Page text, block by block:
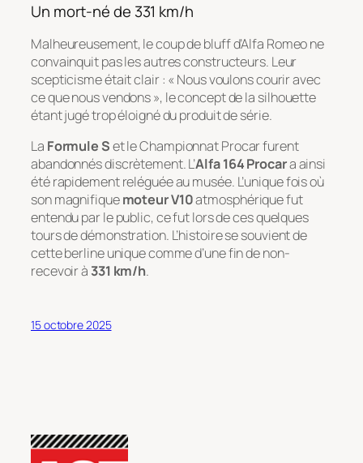
Un mort-né de 331 km/h
Malheureusement, le coup de bluff d’Alfa Romeo ne
convainquit pas les autres constructeurs. Leur
scepticisme était clair : « Nous voulons courir avec
ce que nous vendons », le concept de la silhouette
étant jugé trop éloigné du produit de série.
La Formule Set le Championnat Procar furent
abandonnés discrètement. L’Alfa 164 Procara ainsi
été rapidement reléguée au musée. L’unique fois où
son magnifiquemoteur V10atmosphérique fut
entendu par le public, ce fut lors de ces quelques
tours de démonstration. L’histoire se souvient de
cette berline unique comme d’une fin de non-
recevoir à 331 km/h.
15 octobre 2025